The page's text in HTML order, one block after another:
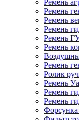
Ремень
Ремень
Ремень
Ремень
Ремень
Ремень
Ремень
Ролик
Ремень
Ремень
Ремень